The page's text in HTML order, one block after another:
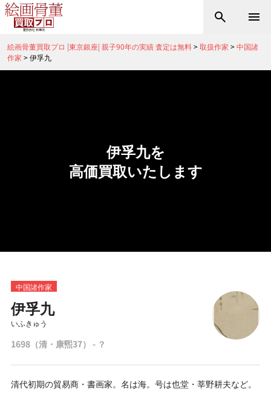
絵画骨董買取プロ |東京銀座| 親子90年の実績 査定は無料>取扱作家 >中国諸
作家 >伊孚九
伊孚九を
高価買取いたします
中国諸作家
伊孚九
いふきゅう
1698（清・康煕37） - ？
清代初期の貿易商・書画家。名は海。号は也堂・莘野耕夫など。